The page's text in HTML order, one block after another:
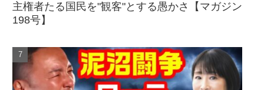
主権者たる国民を"観客"とする愚かさ【マガジン
198号】